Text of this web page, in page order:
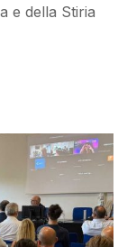
e della Stiria